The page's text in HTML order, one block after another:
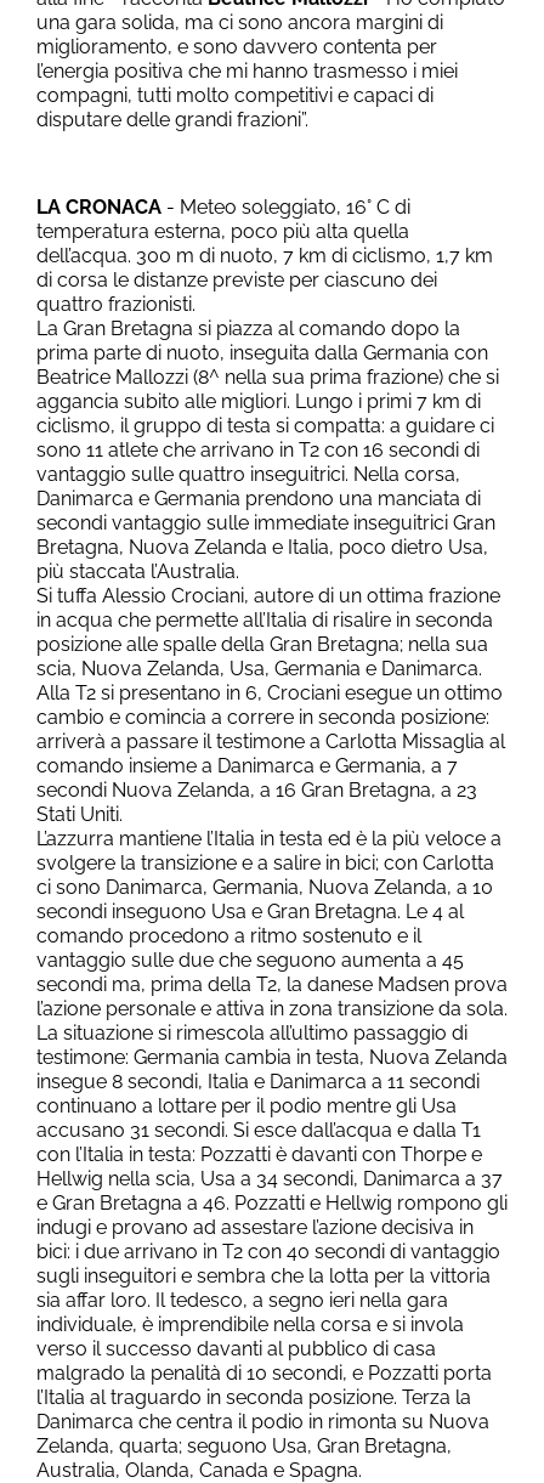
una gara solida, ma ci sono ancora margini di
miglioramento, e sono davvero contenta per
l’energia positiva che mi hanno trasmesso i miei
compagni, tutti molto competitivi e capaci di
disputare delle grandi frazioni”.
LA CRONACA - Meteo soleggiato, 16° C di
temperatura esterna, poco più alta quella
dell’acqua. 300 m di nuoto, 7 km di ciclismo, 1,7 km
di corsa le distanze previste per ciascuno dei
quattro frazionisti.
La Gran Bretagna si piazza al comando dopo la
prima parte di nuoto, inseguita dalla Germania con
Beatrice Mallozzi (8^ nella sua prima frazione) che si
aggancia subito alle migliori. Lungo i primi 7 km di
ciclismo, il gruppo di testa si compatta: a guidare ci
sono 11 atlete che arrivano in T2 con 16 secondi di
vantaggio sulle quattro inseguitrici. Nella corsa,
Danimarca e Germania prendono una manciata di
secondi vantaggio sulle immediate inseguitrici Gran
Bretagna, Nuova Zelanda e Italia, poco dietro Usa,
più staccata l’Australia.
Si tuffa Alessio Crociani, autore di un ottima frazione
in acqua che permette all’Italia di risalire in seconda
posizione alle spalle della Gran Bretagna; nella sua
scia, Nuova Zelanda, Usa, Germania e Danimarca.
Alla T2 si presentano in 6, Crociani esegue un ottimo
cambio e comincia a correre in seconda posizione:
arriverà a passare il testimone a Carlotta Missaglia al
comando insieme a Danimarca e Germania, a 7
secondi Nuova Zelanda, a 16 Gran Bretagna, a 23
Stati Uniti.
L’azzurra mantiene l’Italia in testa ed è la più veloce a
svolgere la transizione e a salire in bici; con Carlotta
ci sono Danimarca, Germania, Nuova Zelanda, a 10
secondi inseguono Usa e Gran Bretagna. Le 4 al
comando procedono a ritmo sostenuto e il
vantaggio sulle due che seguono aumenta a 45
secondi ma, prima della T2, la danese Madsen prova
l’azione personale e attiva in zona transizione da sola.
La situazione si rimescola all’ultimo passaggio di
testimone: Germania cambia in testa, Nuova Zelanda
insegue 8 secondi, Italia e Danimarca a 11 secondi
continuano a lottare per il podio mentre gli Usa
accusano 31 secondi. Si esce dall’acqua e dalla T1
con l’Italia in testa: Pozzatti è davanti con Thorpe e
Hellwig nella scia, Usa a 34 secondi, Danimarca a 37
e Gran Bretagna a 46. Pozzatti e Hellwig rompono gli
indugi e provano ad assestare l’azione decisiva in
bici: i due arrivano in T2 con 40 secondi di vantaggio
sugli inseguitori e sembra che la lotta per la vittoria
sia affar loro. Il tedesco, a segno ieri nella gara
individuale, è imprendibile nella corsa e si invola
verso il successo davanti al pubblico di casa
malgrado la penalità di 10 secondi, e Pozzatti porta
l’Italia al traguardo in seconda posizione. Terza la
Danimarca che centra il podio in rimonta su Nuova
Zelanda, quarta; seguono Usa, Gran Bretagna,
Australia, Olanda, Canada e Spagna.